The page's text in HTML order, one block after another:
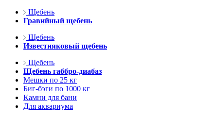
Щебень
Гравийный щебень
Щебень
Известняковый щебень
Щебень
Щебень габбро-диабаз
Мешки по 25 кг
Биг-бэги по 1000 кг
Камни для бани
Для аквариума